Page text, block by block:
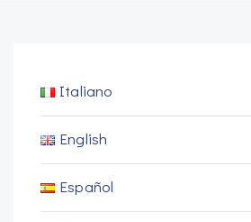
Italiano
English
Español